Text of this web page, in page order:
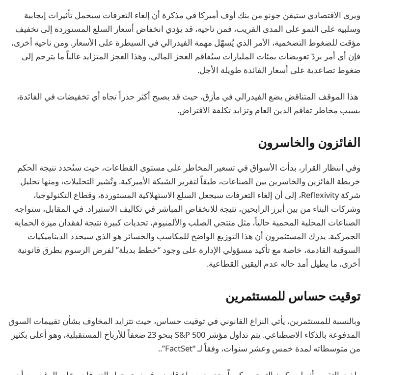
ويرى الاقتصادي ستيفن جونو من بنك أوف أميركا في مذكرة أن إلغاء التعرفات سيحمل تأثيرات إيجابية
وسلبية على النمو على المدى القريب، فمن ناحية، قد يؤدي انخفاض أسعار السلع المستوردة إلى تخفيف
مؤقت للضغوط التضخمية، الأمر الذي يُسهّل مهمة الفيدرالي في السيطرة على الأسعار. ومن ناحية أخرى،
فإن أي أمر بردّ تعويضات بمئات المليارات سيُفاقم العجز المالي، وهذا العجز المتزايد غالباً ما يترجم إلى
ضغوط تصاعدية على أسعار الفائدة طويلة الأجل.
هذا الموقف المتناقض يضع الفيدرالي في مأزق، حيث قد يصبح أكثر حذراً تجاه أي تخفيضات في الفائدة،
بسبب مخاطر تفاقم الدين العام وتزايد تكلفة الاقتراض.
الفائزون والخاسرون
وفي انتظار القرار، بدأت الأسواق في تسعير المخاطر على مستوى القطاعات، حيث ستُحدد نتيجة الحكم
خريطة الفائزين والخاسرين بين الصناعات، طبقاً لتقرير الشبكة الأميركية. وتُشير التحليلات، ومنها تحليل
شركة Reflexivity، إلى أن إلغاء التعرفات سيجعل السلع الاستهلاكية المستوردة، وقطاع التكنولوجيا،
وشركات البناء من بين أبرز الرابحين، نتيجة للانخفاض المباشر في تكاليف الاستيراد. في المقابل، ستواجه
الصناعات المحلية المحمية حالياً، مثل منتجي الصلب والألمنيوم، تحديات كبيرة نتيجة لفقدان ميزة الحماية
الجمركية. يدرك المستثمرون أن هذا التوزيع الواضح للمكاسب والخسائر هو الذي سيحدد الديناميكيات
السوقية القادمة، خاصة مع تأكيد مسؤولي الإدارة على وجود “خطط بديلة” لفرض الرسوم بطرق قانونية
أخرى، ما يطيل أمد حالة عدم اليقين القطاعية.
توقيت حساس للمستثمرين
وبالنسبة للمستثمرين، يأتي النزاع القانوني في توقيت حساس، حيث تتزايد المخاوف بشأن تقييمات السوق
المدفوعة بالذكاء الاصطناعي. يتم تداول مؤشر S&P 500 بنحو 23 ضعفاً للأرباح المستقبلية، وهو أعلى بكثير
من متوسطاته لمدة خمس وعشر سنوات، وفقاً لـ “FactSet”..